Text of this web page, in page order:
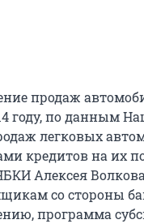
продаж
году, по данным
легковых
кредитов на их
Алексея
со стороны
программа